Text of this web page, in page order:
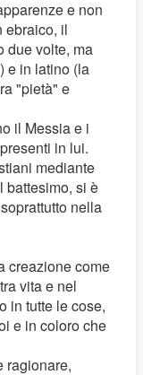
e non
ebraico, il
due volte, ma
e in latino (la
"pietà" e
il Messia e i
in lui.
mediante
battesimo, si è
nella
creazione come
vita e nel
in tutte le cose,
e in coloro che
ragionare,